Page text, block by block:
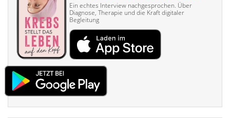
Ein echtes Interview nach­gesprochen. Über
Diagnose, Therapie und die Kraft digitaler
Begleitung